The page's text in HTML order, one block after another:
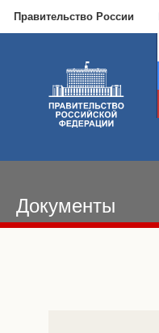
Правительство России
Документы